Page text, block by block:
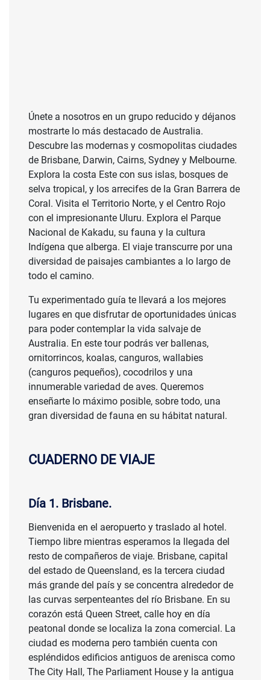
Únete a nosotros en un grupo reducido y déjanos
mostrarte lo más destacado de Australia.
Descubre las modernas y cosmopolitas ciudades
de Brisbane, Darwin, Cairns, Sydney y Melbourne.
Explora la costa Este con sus islas, bosques de
selva tropical, y los arrecifes de la Gran Barrera de
Coral. Visita el Territorio Norte, y el Centro Rojo
con el impresionante Uluru. Explora el Parque
Nacional de Kakadu, su fauna y la cultura
Indígena que alberga. El viaje transcurre por una
diversidad de paisajes cambiantes a lo largo de
todo el camino.
Tu experimentado guía te llevará a los mejores
lugares en que disfrutar de oportunidades únicas
para poder contemplar la vida salvaje de
Australia. En este tour podrás ver ballenas,
ornitorrincos, koalas, canguros, wallabies
(canguros pequeños), cocodrilos y una
innumerable variedad de aves. Queremos
enseñarte lo máximo posible, sobre todo, una
gran diversidad de fauna en su hábitat natural.
CUADERNO DE VIAJE
Día 1. Brisbane.
Bienvenida en el aeropuerto y traslado al hotel.
Tiempo libre mientras esperamos la llegada del
resto de compañeros de viaje. Brisbane, capital
del estado de Queensland, es la tercera ciudad
más grande del país y se concentra alrededor de
las curvas serpenteantes del río Brisbane. En su
corazón está Queen Street, calle hoy en día
peatonal donde se localiza la zona comercial. La
ciudad es moderna pero también cuenta con
espléndidos edificios antiguos de arenisca como
The City Hall, The Parliament House y la antigua